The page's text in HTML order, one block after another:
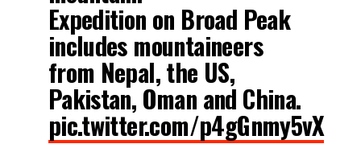
Expedition on Broad Peak
includes mountaineers
from Nepal, the US,
Pakistan, Oman and China.
pic.twitter.com/p4gGnmy5vX